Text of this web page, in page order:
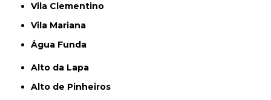
Vila Clementino
Vila Mariana
Água Funda
Alto da Lapa
Alto de Pinheiros